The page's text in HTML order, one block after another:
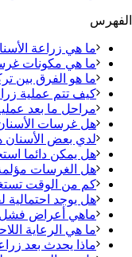
الفهرس
ما هي زراعة
ما هي مكونات
ما هو الفرق بين
كيف تتم عملية
مراحل ما بعد
هل غرسات
لدي بعض الأسنان
هل يمكن دائما
هل الغرسات
كم من الوقت
هل يوجد
ماهي أعراض فشل
ما هي الرعاية
ماذا يحدث بعد